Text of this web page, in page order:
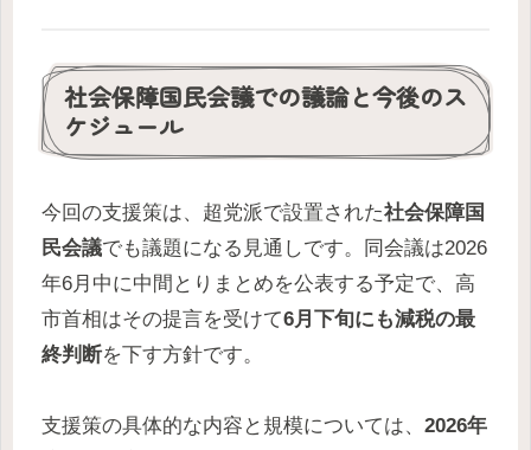
社会保障国民会議での議論と今後のス
ケジュール
今回の支援策は、超党派で設置された社会保障国
民会議でも議題になる見通しです。同会議は2026
年6月中に中間とりまとめを公表する予定で、高
市首相はその提言を受けて6月下旬にも減税の最
終判断を下す方針です。
支援策の具体的な内容と規模については、 2026年